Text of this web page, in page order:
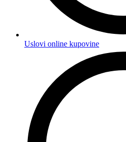
Uslovi online kupovine